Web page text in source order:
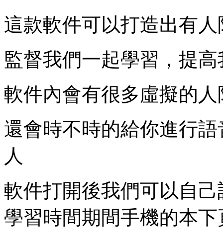
這款軟件可以打造出有
監督我們一起學習，提
軟件內會有很多虛擬的
還會時不時的給你進行
人
軟件打開後我們可以自
學習時間期間手機的本